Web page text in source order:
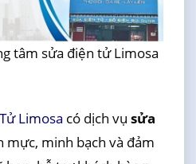
tâm sửa điện tử Limosa
Limosa có dịch vụ sửa
mực, minh bạch và đảm